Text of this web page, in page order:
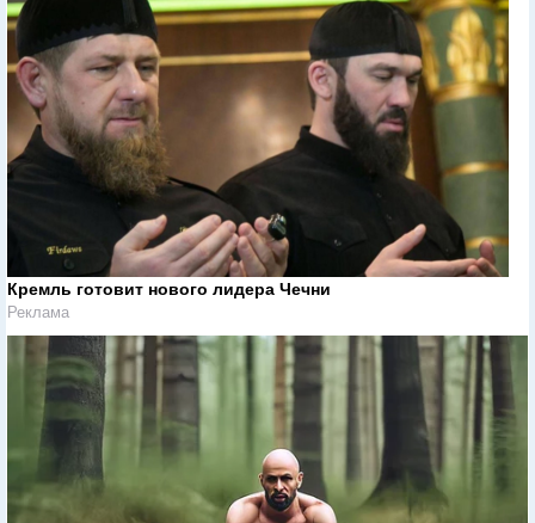
Кремль готовит нового лидера Чечни
Реклама